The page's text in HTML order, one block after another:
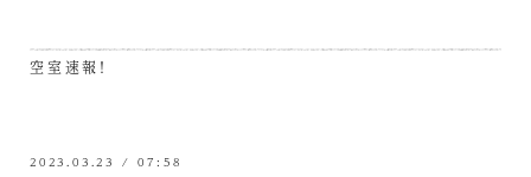
空室速報！
2023.03.23 / 07:58